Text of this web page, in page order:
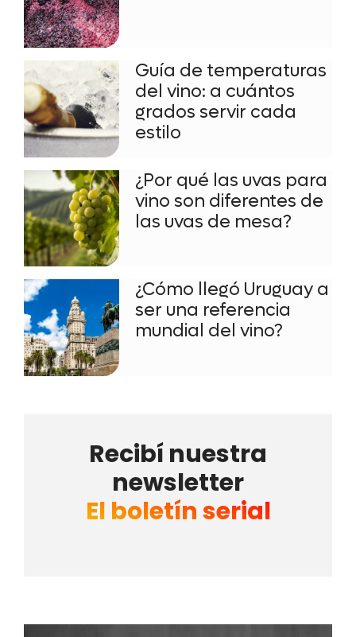
Guía de temperaturas
del vino: a cuántos
grados servir cada
estilo
¿Por qué las uvas para
vino son diferentes de
las uvas de mesa?
¿Cómo llegó Uruguay a
ser una referencia
mundial del vino?
Recibí nuestra
newsletter
El boletín serial